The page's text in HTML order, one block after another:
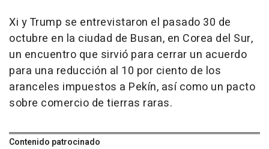
Xi y Trump se entrevistaron el pasado 30 de
octubre en la ciudad de Busan, en Corea del Sur,
un encuentro que sirvió para cerrar un acuerdo
para una reducción al 10 por ciento de los
aranceles impuestos a Pekín, así como un pacto
sobre comercio de tierras raras.
Contenido patrocinado